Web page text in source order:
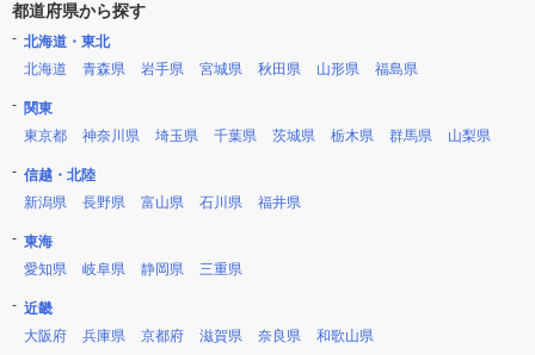
都道府県から探す
北海道・東北
北海道
青森県 岩手県 宮城県 秋田県 山形県 福島県
関東
東京都
神奈川県 埼玉県 千葉県 茨城県 栃木県 群馬県 山梨県
信越・北陸
新潟県
長野県 富山県 石川県 福井県
東海
愛知県
岐阜県 静岡県 三重県
近畿
大阪府
兵庫県 京都府 滋賀県 奈良県 和歌山県